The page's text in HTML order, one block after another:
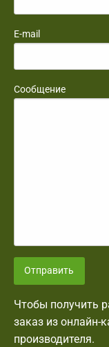
E-mail
Сообщение
Отправить
Чтобы получить
заказ из онлайн-
производителя.